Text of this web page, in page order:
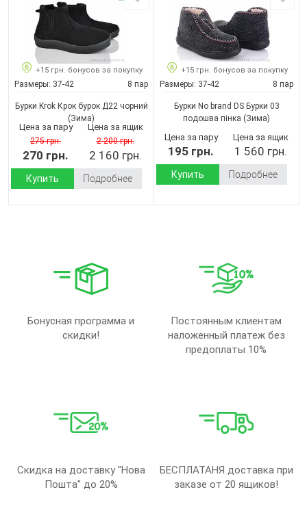
+15 грн. бонусов за покупку
Размеры: 37-42 8 пар
Бурки Krok Крок бурок Д22 чорний
(Зима)
Цена за пару
275 грн.
270 грн.
Цена за ящик
2 200 грн.
2 160 грн.
Купить Подробнее
+15 грн. бонусов за покупку
Размеры: 37-42 8 пар
Бурки No brand DS Бурки 03
подошва пінка (Зима)
Цена за пару
195 грн.
Цена за ящик
1 560 грн.
Купить Подробнее
Бонусная программа и
скидки!
Постоянным клиентам
наложенный платеж без
предоплаты 10%
Скидка на доставку "Нова
Пошта" до 20%
БЕСПЛАТАНЯ доставка при
заказе от 20 ящиков!